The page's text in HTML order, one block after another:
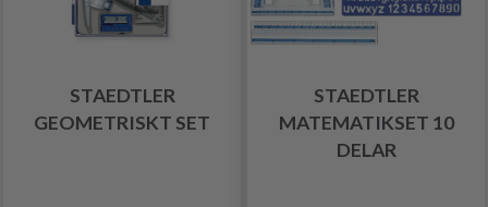
STAEDTLER
GEOMETRISKT SET
STAEDTLER
MATEMATIKSET 10
DELAR